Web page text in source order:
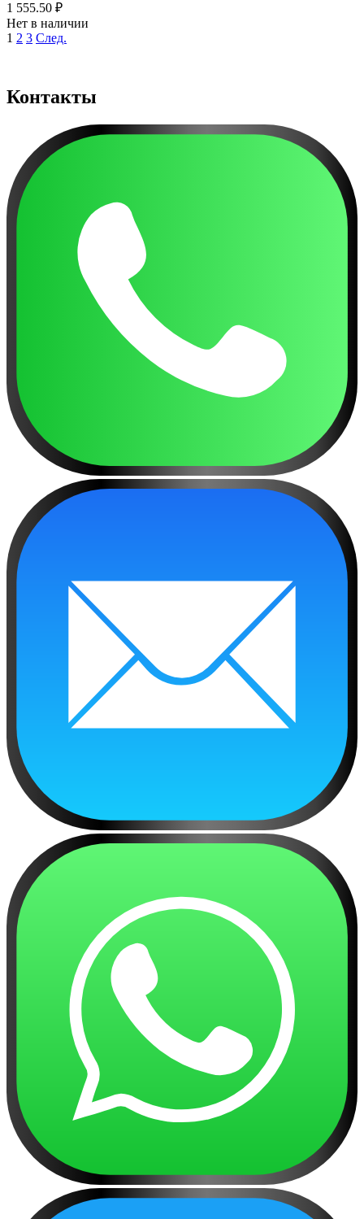
1 555.50 ₽
Нет в наличии
1 2 3 След.
Контакты